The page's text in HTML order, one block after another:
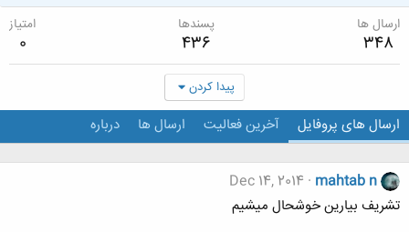
ارسال ها
348
پسندها
436
امتیاز
0
پیدا کردن
ارسال های پروفایل آخرین فعالیت ارسال ها درباره
mahtab n
Dec 14, 2014
تشریف بیارین خوشحال میشیم